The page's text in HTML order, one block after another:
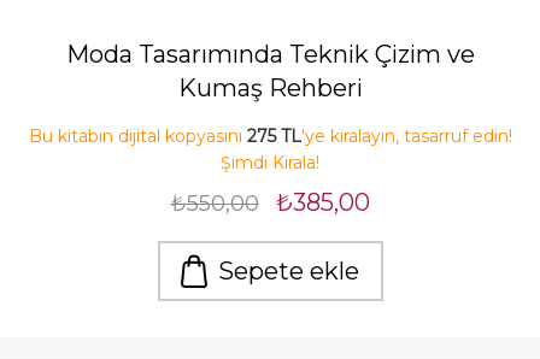
Moda Tasarımında Teknik Çizim ve
Kumaş Rehberi
Bu kitabın dijital kopyasını 275 TL'ye kiralayın, tasarruf edin!
Şimdi Kirala!
₺550,00 ₺385,00
Sepete ekle